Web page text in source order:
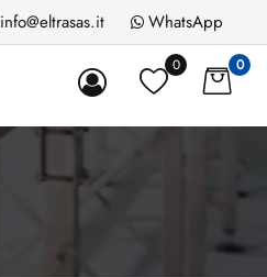
info@eltrasas.it WhatsApp
0 0